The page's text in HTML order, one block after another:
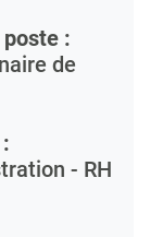
:
de
- RH